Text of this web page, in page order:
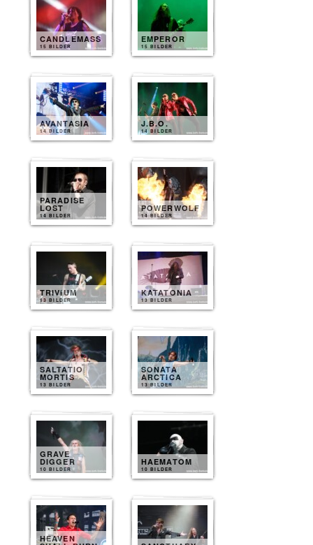
CANDLEMASS
15 BILDER
EMPEROR
15 BILDER
AVANTASIA
14 BILDER
J.B.O.
14 BILDER
PARADISE
LOST
14 BILDER
POWERWOLF
14 BILDER
TRIVIUM
13 BILDER
KATATONIA
13 BILDER
SALTATIO
MORTIS
13 BILDER
SONATA
ARCTICA
13 BILDER
GRAVE
DIGGER
10 BILDER
HAEMATOM
10 BILDER
HEAVEN